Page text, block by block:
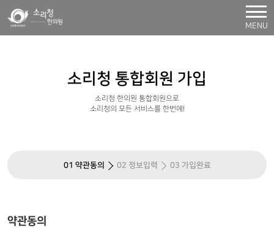
MENU
소리청 통합회원 가입
소리청 한의원 통합회원으로
소리청의 모든 서비스를 한번에!
01 약관동의 02 정보입력 03 가입완료
약관동의